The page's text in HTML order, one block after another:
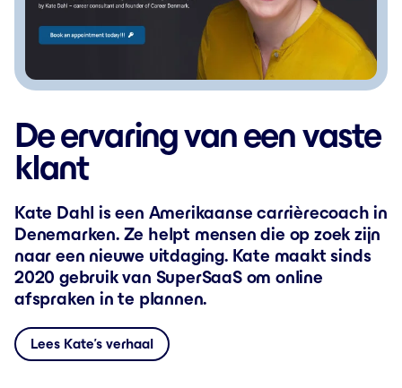
De ervaring van een vaste
klant
Kate Dahl is een Amerikaanse carrièrecoach in
Denemarken. Ze helpt mensen die op zoek zijn
naar een nieuwe uitdaging. Kate maakt sinds
2020 gebruik van SuperSaaS om online
afspraken in te plannen.
Lees Kate’s verhaal